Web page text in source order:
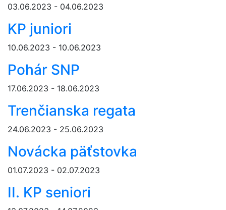
03.06.2023 - 04.06.2023
KP juniori
10.06.2023 - 10.06.2023
Pohár SNP
17.06.2023 - 18.06.2023
Trenčianska regata
24.06.2023 - 25.06.2023
Novácka päťstovka
01.07.2023 - 02.07.2023
II. KP seniori